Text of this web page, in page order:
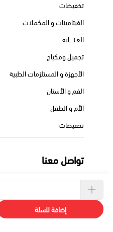
إضافة للسلة
تخفيضات
الفيتامينات و المكملات
العـنــــاية
تجميل ومكياج
الأجهزة و المستلزمات الطبية
الفم و الأسنان
الأم و الطفل
تخفيضات
تواصل معنا
+966550713659
pheadraph@gmail.com